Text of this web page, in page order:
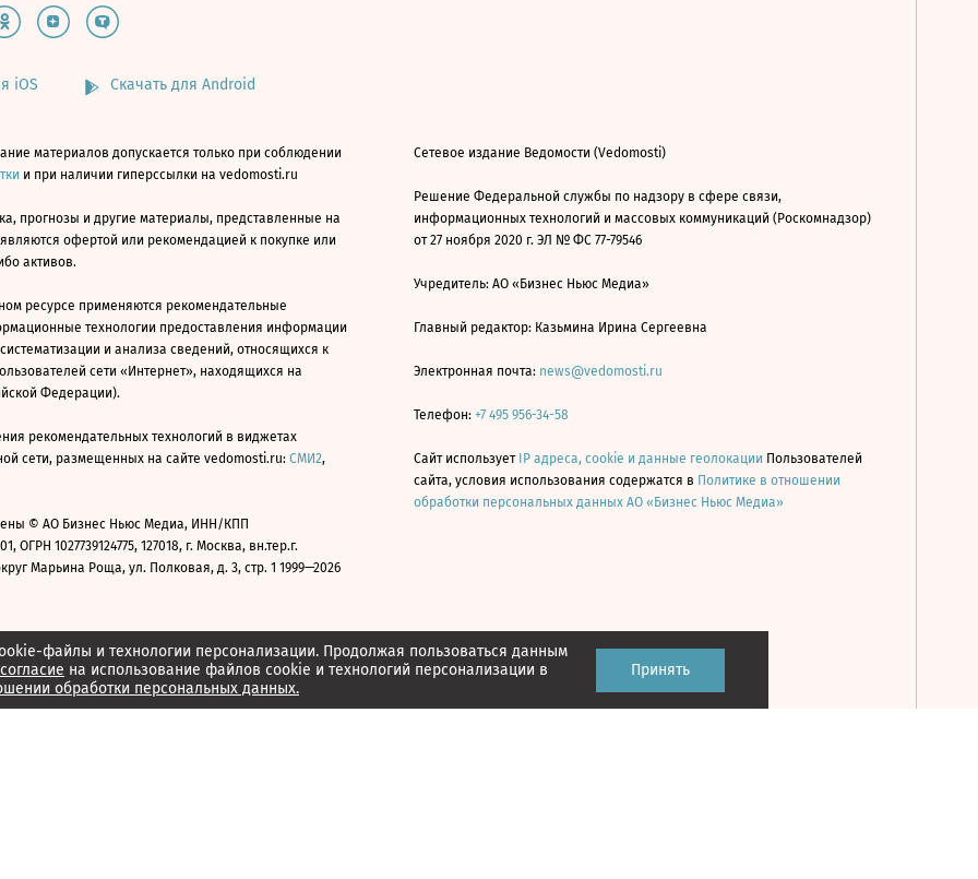
файлы и технологии персонализации. Продолжая пользоваться данным
согласие на использование файлов cookie и технологий персонализации в
обработки персональных данных.
Принять
iOS Скачать для Android
материалов допускается только при соблюдении
и при наличии гиперссылки на vedomosti.ru
прогнозы и другие материалы, представленные на
офертой или рекомендацией к покупке или
активов.
ресурсе применяются рекомендательные
технологии предоставления информации
и анализа сведений, относящихся к
сети «Интернет», находящихся на
Федерации).
рекомендательных технологий в виджетах
сети, размещенных на сайте vedomosti.ru: СМИ2,
© АО Бизнес Ньюс Медиа, ИНН/КПП
ОГРН 1027739124775, 127018, г. Москва, вн.тер.г.
Марьина Роща, ул. Полковая, д. 3, стр. 1 1999—2026
Сетевое издание Ведомости (Vedomosti)
Решение Федеральной службы по надзору в сфере связи,
информационных технологий и массовых коммуникаций (Роскомнадзор)
от 27 ноября 2020 г. ЭЛ № ФС 77-79546
Учредитель: АО «Бизнес Ньюс Медиа»
Главный редактор: Казьмина Ирина Сергеевна
Электронная почта: news@vedomosti.ru
Телефон: +7 495 956-34-58
Сайт использует IP адреса, cookie и данные геолокации Пользователей
сайта, условия использования содержатся в Политике в отношении
обработки персональных данных АО «Бизнес Ньюс Медиа»